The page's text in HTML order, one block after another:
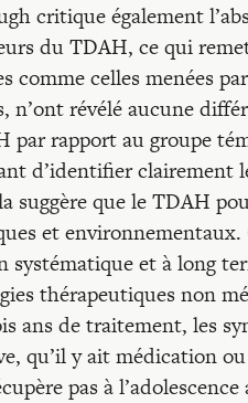
critique également
du TDAH, ce qui
comme celles menées
n’ont révélé aucune
par rapport au groupe
d’identifier clairement
suggère que le TDAH
et
et à long
thérapeutiques non
ans de traitement, les
qu’il y ait médication
pas à